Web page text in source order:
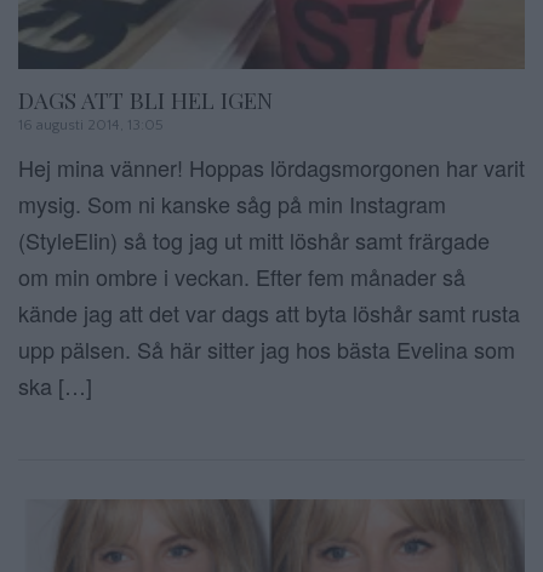
DAGS ATT BLI HEL IGEN
16 augusti 2014, 13:05
Hej mina vänner! Hoppas lördagsmorgonen har varit
mysig. Som ni kanske såg på min Instagram
(StyleElin) så tog jag ut mitt löshår samt frärgade
om min ombre i veckan. Efter fem månader så
kände jag att det var dags att byta löshår samt rusta
upp pälsen. Så här sitter jag hos bästa Evelina som
ska […]